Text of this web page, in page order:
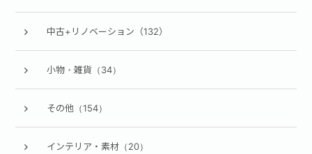
中古+リノベーション（132）
小物・雑貨（34）
その他（154）
インテリア・素材（20）